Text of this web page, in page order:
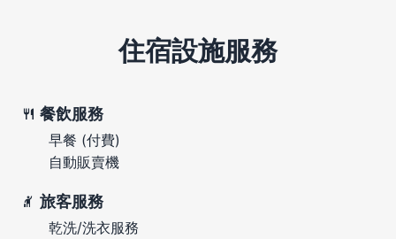
住宿設施服務
餐飲服務
早餐 (付費)
自動販賣機
旅客服務
乾洗/洗衣服務